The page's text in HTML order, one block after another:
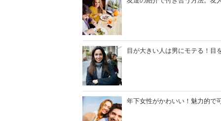
目が大きい人は男にモテる！目
年下女性がかわいい！魅力的で